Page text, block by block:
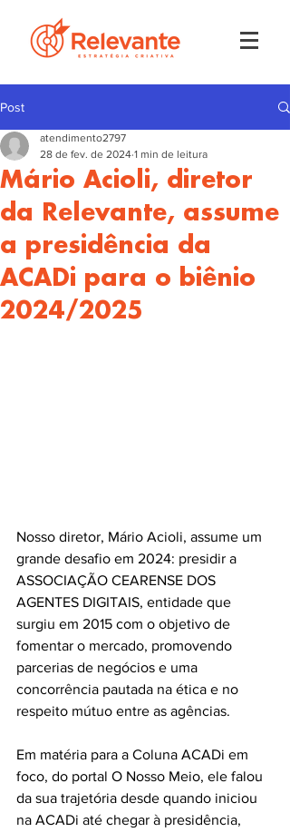
Post
Mário Acioli, diretor
da Relevante, assume
a presidência da
ACADi para o biênio
2024/2025
atendimento2797
28 de fev. de 2024 1 min de leitura
Nosso diretor, Mário Acioli, assume um
grande desafio em 2024: presidir a
ASSOCIAÇÃO CEARENSE DOS
AGENTES DIGITAIS, entidade que
surgiu em 2015 com o objetivo de
fomentar o mercado, promovendo
parcerias de negócios e uma
concorrência pautada na ética e no
respeito mútuo entre as agências.
Em matéria para a Coluna ACADi em
foco, do portal O Nosso Meio, ele falou
da sua trajetória desde quando iniciou
na ACADi até chegar à presidência,